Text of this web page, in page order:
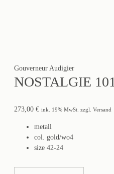
Gouverneur Audigier
NOSTALGIE 101
273,00 € ink. 19% MwSt. zzgl. Versand
metall
col. gold/wo4
size 42-24